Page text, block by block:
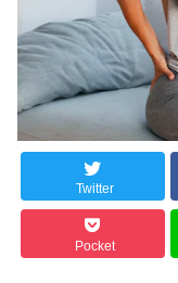
Twitter
Pocket